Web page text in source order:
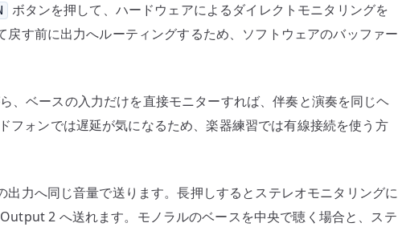
ボタンを押して、ハードウェアによるダイレクトモニタリングを
戻す前に出力へルーティングするため、ソフトウェアのバッファー
、ベースの入力だけを直接モニターすれば、伴奏と演奏を同じヘ
フォンでは遅延が気になるため、楽器練習では有線接続を使う方
出力へ同じ音量で送ります。長押しするとステレオモニタリングに
2 へ送れます。モノラルのベースを中央で聴く場合と、ステ